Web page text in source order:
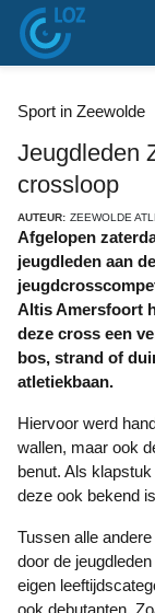
Sport in Zeewolde
Jeugdleden
crossloop
AUTEUR: ZEEWOLDE
Afgelopen zaterdag stond weer een enthousiaste groep
jeugdleden aan
Altis Amersfoort
deze cross een
bos, strand of
atletiekbaan.
Hiervoor werd handig gebruik gemaakt van de omliggende
wallen, maar ook
benut. Als
deze ook bekend
Tussen alle andere 800 deelnemers werd er hard gestreden
door de
eigen
ook debutanten.